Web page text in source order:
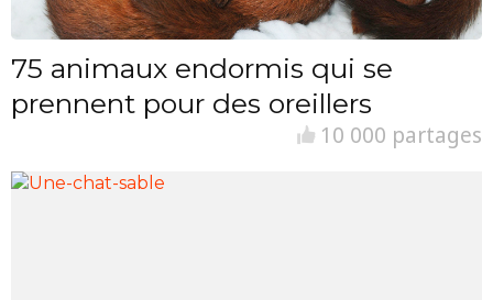
75 animaux endormis qui se
prennent pour des oreillers
10 000 partages